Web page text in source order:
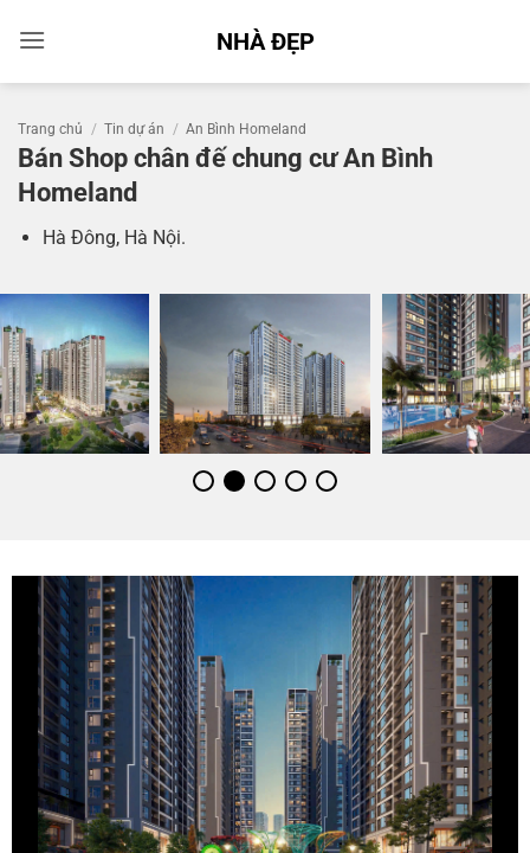
qua
NHÀ ĐẸP
Trang chủ / Tin dự án / An Bình Homeland
Bán Shop chân đế chung cư An Bình
Homeland
Hà Đông, Hà Nội.